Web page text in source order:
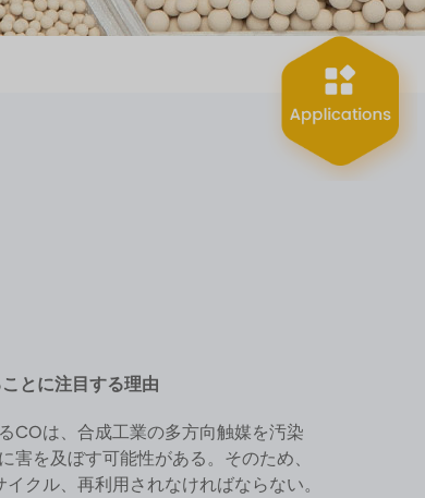
とに注目する理由
COは、合成工業の多方向触媒を汚染
害を及ぼす可能性がある。そのため、
クル、再利用されなければならない。